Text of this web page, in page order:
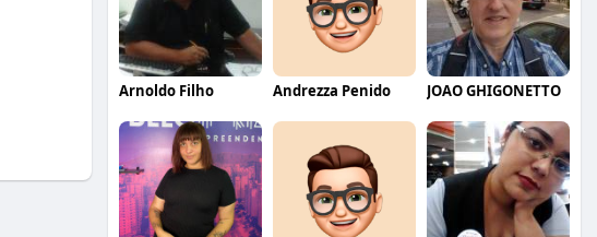
Arnoldo Filho Andrezza Penido JOAO GHIGONETTO